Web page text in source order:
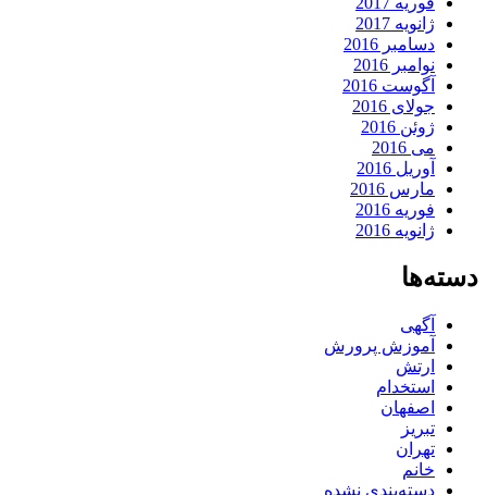
ژانویه 2017
دسامبر 2016
نوامبر 2016
آگوست 2016
جولای 2016
ژوئن 2016
می 2016
آوریل 2016
مارس 2016
فوریه 2016
ژانویه 2016
دسته‌ها
آگهی
آموزش پرورش
ارتش
استخدام
اصفهان
تبریز
تهران
خانم
دسته‌بندی نشده